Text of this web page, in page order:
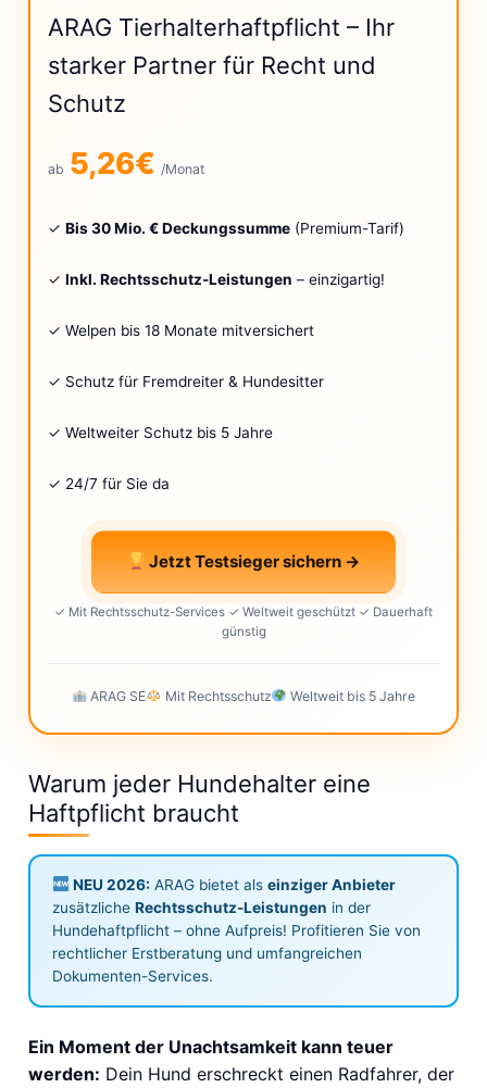
ARAG Tierhalterhaftpflicht – Ihr
starker Partner für Recht und
Schutz
ab 5,26€ /Monat
✓ Bis 30 Mio. € Deckungssumme (Premium-Tarif)
✓ Inkl. Rechtsschutz-Leistungen – einzigartig!
✓ Welpen bis 18 Monate mitversichert
✓ Schutz für Fremdreiter & Hundesitter
✓ Weltweiter Schutz bis 5 Jahre
✓ 24/7 für Sie da
Jetzt Testsieger sichern →
✓ Mit Rechtsschutz-Services ✓ Weltweit geschützt ✓ Dauerhaft
günstig
ARAG SE Mit Rechtsschutz Weltweit bis 5 Jahre
Warum jeder Hundehalter eine
Haftpflicht braucht
NEU 2026: ARAG bietet als einziger Anbieter
zusätzliche Rechtsschutz-Leistungen in der
Hundehaftpflicht – ohne Aufpreis! Profitieren Sie von
rechtlicher Erstberatung und umfangreichen
Dokumenten-Services.
Ein Moment der Unachtsamkeit kann teuer
werden: Dein Hund erschreckt einen Radfahrer, der